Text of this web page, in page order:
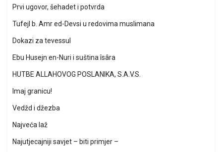
Prvi ugovor, šehadet i potvrda
Tufejl b. Amr ed-Devsi u redovima muslimana
Dokazi za tevessul
Ebu Husejn en-Nuri i suština îsâra
HUTBE ALLAHOVOG POSLANIKA, S.A.V.S.
Imaj granicu!
Vedžd i džezba
Najveća laž
Najutjecajniji savjet – biti primjer –